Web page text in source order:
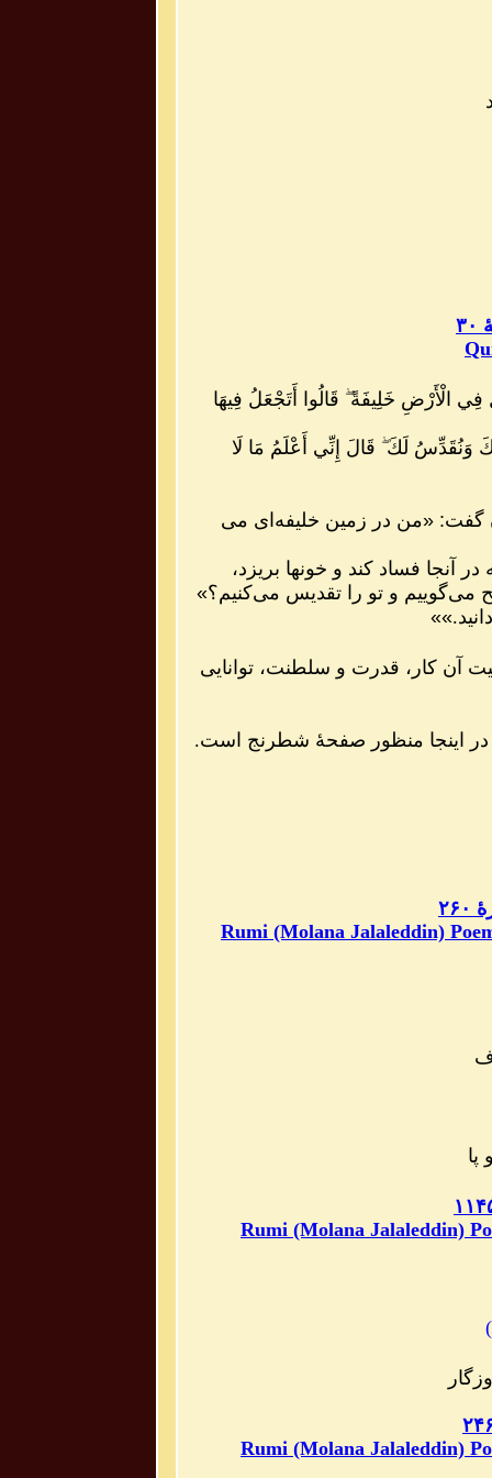
الْأَرْضِ خَلِيفَةً ۖ قَالُوا أَتَجْعَلُ فِيهَا
وَنُقَدِّسُ لَكَ ۖ قَالَ إِنِّي أَعْلَمُ مَا لَا
گفت:
«من در زمين خليفه‌اى مى
آنجا فساد كند و خونها بريزد،
مى‌گوييم و تو را تقديس مى‌كنيم؟»
»»
آن کار، قدرت و سلطنت، توانایی
اینجا منظور صفحهٔ شطرنج است.
Rumi (Molana Jalaleddin)
Rumi (Molana Jalaleddin)
)
Rumi (Molana Jalaleddin)